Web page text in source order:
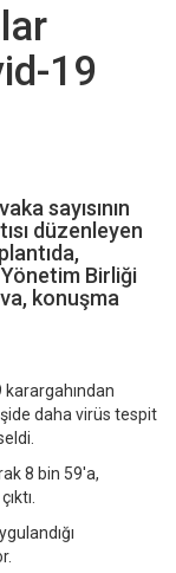
19
sayısının
düzenleyen
Birliği
konuşma
daha virüs tespit
8 bin 59'a,